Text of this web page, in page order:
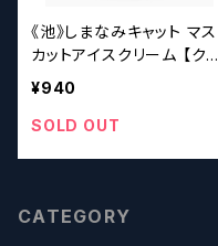
《池》しまなみキャット マス
カットアイスクリーム 【クラ
フトビールシザーズ】
¥940
SOLD OUT
CATEGORY